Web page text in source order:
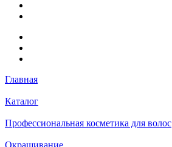
Главная
Каталог
Профессиональная косметика для волос
Окрашивание